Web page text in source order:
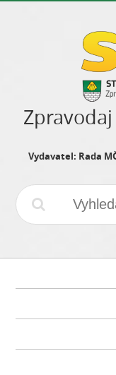
Vydavatel: Rada